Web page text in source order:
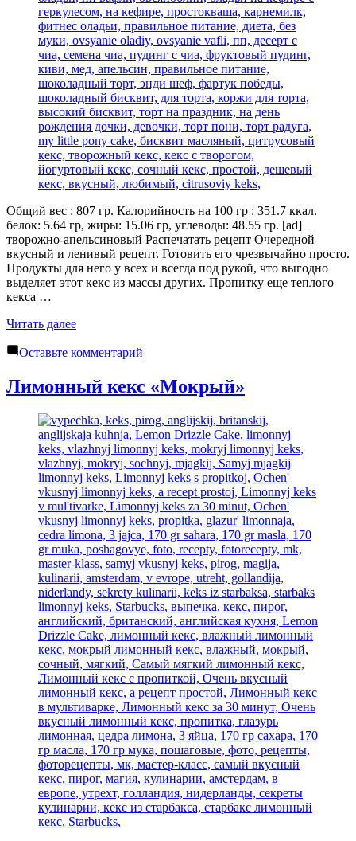
Общий вес : 807 гр. Калорийность на 100 гр : 351.7 ккал.
белок: 5.64 гр, жиры: 15.06 гр, углеводы: 48.55 гр. [ad]
творожно-апельсиновый Распечатать рецепт Очередной
вкусный и ленивый рецепт. Готовить его чрезвычайно просто.
Продукты для него у всех и всегда под рукой, что выгодно
выделяет этот кекс из массы других. Пропитку еще теплого
кекса …
Читать далее«Кекс
Оставьте комментарий
«Цитрусовый»
Лимонный кекс «Мокрый»